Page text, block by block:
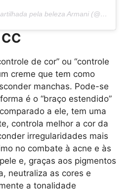
Uma postagem compartilhada pela beleza Armani (@armanibeauty)
de cor” ou “controle
creme que tem como
manchas. Pode-se
é o “braço estendido”
a ele, tem uma
controla melhor a cor da
irregularidades mais
no combate à acne e às
e, graças aos pigmentos
neutraliza as cores e
a tonalidade